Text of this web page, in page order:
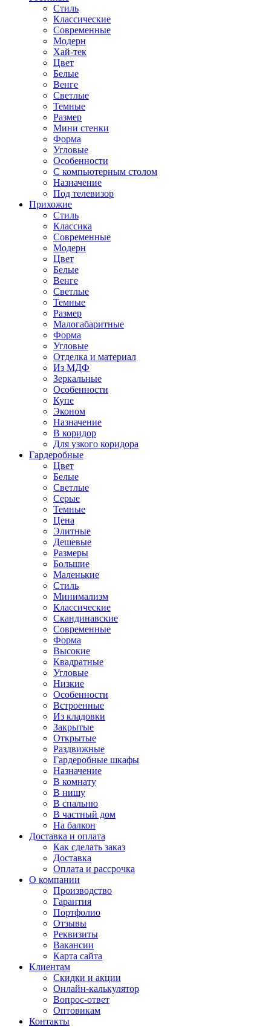
Стиль
Классические
Современные
Модерн
Хай-тек
Цвет
Белые
Венге
Светлые
Темные
Размер
Мини стенки
Форма
Угловые
Особенности
С компьютерным столом
Назначение
Под телевизор
Прихожие
Стиль
Классика
Современные
Модерн
Цвет
Белые
Венге
Светлые
Темные
Размер
Малогабаритные
Форма
Угловые
Отделка и материал
Из МДФ
Зеркальные
Особенности
Купе
Эконом
Назначение
В коридор
Для узкого коридора
Гардеробные
Цвет
Белые
Светлые
Серые
Темные
Цена
Элитные
Дешевые
Размеры
Большие
Маленькие
Стиль
Минимализм
Классические
Скандинавские
Современные
Форма
Высокие
Квадратные
Угловые
Низкие
Особенности
Встроенные
Из кладовки
Закрытые
Открытые
Раздвижные
Гардеробные шкафы
Назначение
В комнату
В нишу
В спальню
В частный дом
На балкон
Доставка и оплата
Как сделать заказ
Доставка
Оплата и рассрочка
О компании
Производство
Гарантия
Портфолио
Отзывы
Реквизиты
Вакансии
Карта сайта
Клиентам
Скидки и акции
Онлайн-калькулятор
Вопрос-ответ
Оптовикам
Контакты